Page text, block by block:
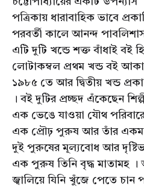
পত্রিকায় ধারাবাহিক ভাবে
পরবর্তী কালে আনন্দ
এটি দুটি খন্ডে শক্ত বাঁধাই বই
লোটাকম্বল প্রথম খন্ড বই
১৯৮৫ তে আর দ্বিতীয় খন্ড
। বই দুটির প্রচ্ছদ এঁকেছেন
এক ভেঙে যাওয়া যৌথ
এক প্রৌঢ় পুরুষ আর তাঁর
দুই পুরুষের মূল্যবোধ আর
এক পুরুষ তিনি বৃদ্ধ মাতামহ ।
জ্বালিয়ে যিনি খুঁজে পেতে